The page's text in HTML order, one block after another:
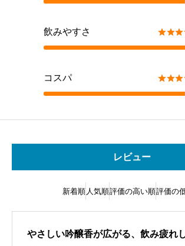
飲みやすさ 
コスパ 
レビュー
新着順 人気順評価の高い順評価の
やさしい吟醸香が広がる、飲み疲れ